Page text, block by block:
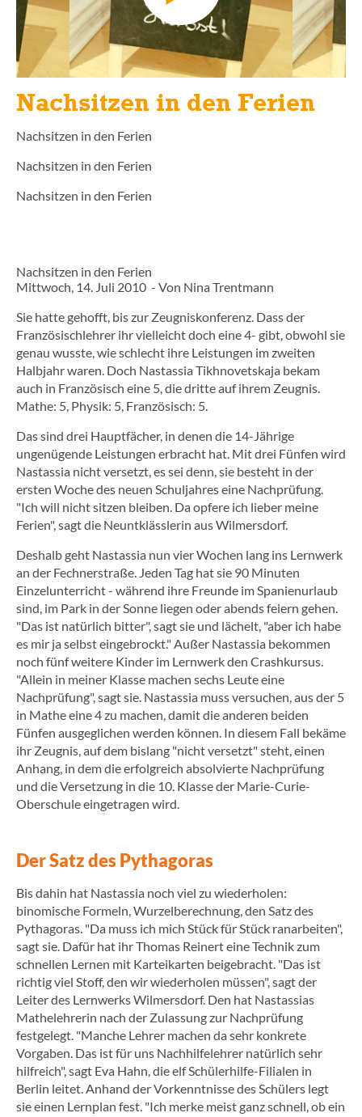
Jetzt kostenloses
Erstgespräch online buchen!
030 - 53 000 50
Nachsitzen in den Ferien
Nachsitzen in den Ferien
Nachsitzen in den Ferien
Nachsitzen in den Ferien
Nachsitzen in den Ferien
Mittwoch, 14. Juli 2010 - Von Nina Trentmann
Sie hatte gehofft, bis zur Zeugniskonferenz. Dass der
Französischlehrer ihr vielleicht doch eine 4- gibt, obwohl sie
genau wusste, wie schlecht ihre Leistungen im zweiten
Halbjahr waren. Doch Nastassia Tikhnovetskaja bekam
auch in Französisch eine 5, die dritte auf ihrem Zeugnis.
Mathe: 5, Physik: 5, Französisch: 5.
Das sind drei Hauptfächer, in denen die 14-Jährige
ungenügende Leistungen erbracht hat. Mit drei Fünfen wird
Nastassia nicht versetzt, es sei denn, sie besteht in der
ersten Woche des neuen Schuljahres eine Nachprüfung.
"Ich will nicht sitzen bleiben. Da opfere ich lieber meine
Ferien", sagt die Neuntklässlerin aus Wilmersdorf.
Deshalb geht Nastassia nun vier Wochen lang ins Lernwerk
an der Fechnerstraße. Jeden Tag hat sie 90 Minuten
Einzelunterricht - während ihre Freunde im Spanienurlaub
sind, im Park in der Sonne liegen oder abends feiern gehen.
"Das ist natürlich bitter", sagt sie und lächelt, "aber ich habe
es mir ja selbst eingebrockt." Außer Nastassia bekommen
noch fünf weitere Kinder im Lernwerk den Crashkursus.
"Allein in meiner Klasse machen sechs Leute eine
Nachprüfung", sagt sie. Nastassia muss versuchen, aus der 5
in Mathe eine 4 zu machen, damit die anderen beiden
Fünfen ausgeglichen werden können. In diesem Fall bekäme
ihr Zeugnis, auf dem bislang "nicht versetzt" steht, einen
Anhang, in dem die erfolgreich absolvierte Nachprüfung
und die Versetzung in die 10. Klasse der Marie-Curie-
Oberschule eingetragen wird.
Der Satz des Pythagoras
Bis dahin hat Nastassia noch viel zu wiederholen:
binomische Formeln, Wurzelberechnung, den Satz des
Pythagoras. "Da muss ich mich Stück für Stück ranarbeiten",
sagt sie. Dafür hat ihr Thomas Reinert eine Technik zum
schnellen Lernen mit Karteikarten beigebracht. "Das ist
richtig viel Stoff, den wir wiederholen müssen", sagt der
Leiter des Lernwerks Wilmersdorf. Den hat Nastassias
Mathelehrerin nach der Zulassung zur Nachprüfung
festgelegt. "Manche Lehrer machen da sehr konkrete
Vorgaben. Das ist für uns Nachhilfelehrer natürlich sehr
hilfreich", sagt Eva Hahn, die elf Schülerhilfe-Filialen in
Berlin leitet. Anhand der Vorkenntnisse des Schülers legt
sie einen Lernplan fest. "Ich merke meist ganz schnell, ob ein